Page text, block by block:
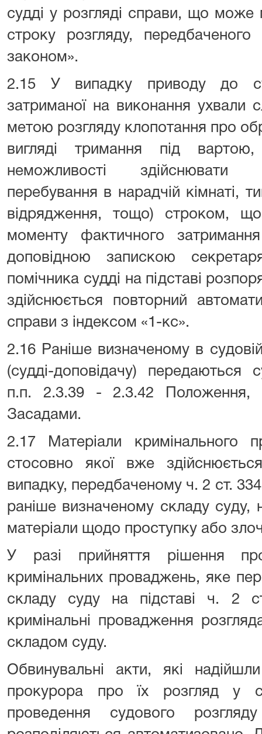
судді у розгляді справи, що
строку розгляду, передбаченого
законом».
2.15 У випадку приводу до
затриманої на виконання ухвали
метою розгляду клопотання про
вигляді тримання під
неможливості здійснювати
перебування в нарадчій кімнаті,
відрядження, тощо) строком,
моменту фактичного
доповідною запискою
помічника судді на підставі
здійснюється повторний
справи з індексом «1-кс».
2.16 Раніше визначеному в
(судді-доповідачу) передаються
п.п. 2.3.39 - 2.3.42 Положення,
Засадами.
2.17 Матеріали кримінального
стосовно якої вже
випадку, передбаченому ч. 2 ст.
раніше визначеному складу суду,
матеріали щодо проступку або
У разі прийняття рішення
кримінальних проваджень, яке
складу суду на підставі ч. 2
кримінальні провадження
складом суду.
Обвинувальні акти, які
прокурора про їх розгляд у
проведення судового